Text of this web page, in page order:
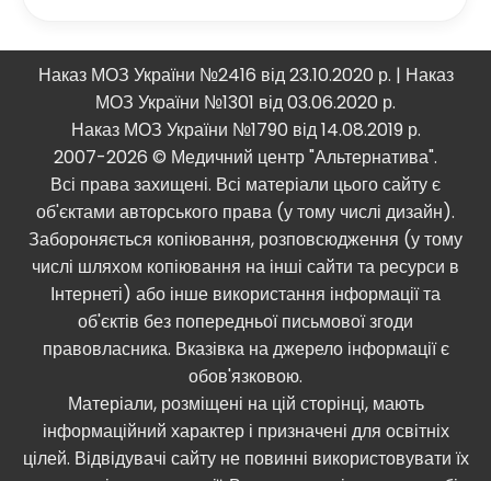
Наказ МОЗ України №2416 від 23.10.2020 р. | Наказ
МОЗ України №1301 від 03.06.2020 р.
Наказ МОЗ України №1790 від 14.08.2019 р.
2007-2026 © Медичний центр "Альтернатива".
Всі права захищені. Всі матеріали цього сайту є
об'єктами авторського права (у тому числі дизайн).
Забороняється копіювання, розповсюдження (у тому
числі шляхом копіювання на інші сайти та ресурси в
Інтернеті) або інше використання інформації та
об'єктів без попередньої письмової згоди
правовласника. Вказівка ​​на джерело інформації є
обов'язковою.
Матеріали, розміщені на цій сторінці, мають
інформаційний характер і призначені для освітніх
цілей. Відвідувачі сайту не повинні використовувати їх